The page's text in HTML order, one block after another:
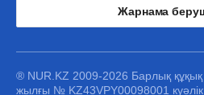
Жарнама
® NUR.KZ 2009-2026 Барлық
жылғы № KZ43VPY00098001 куәлік.